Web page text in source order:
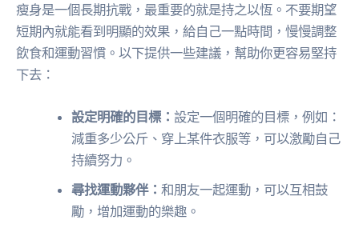
瘦身是一個長期抗戰，最重要的就是持之以恆。不要期望
短期內就能看到明顯的效果，給自己一點時間，慢慢調整
飲食和運動習慣。以下提供一些建議，幫助你更容易堅持
下去：
設定明確的目標：設定一個明確的目標，例如：
減重多少公斤、穿上某件衣服等，可以激勵自己
持續努力。
尋找運動夥伴：和朋友一起運動，可以互相鼓
勵，增加運動的樂趣。